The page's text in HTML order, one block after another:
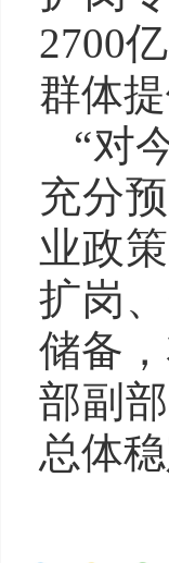
2700
群体
“对
充分
业政
扩岗
储备
部副
总体